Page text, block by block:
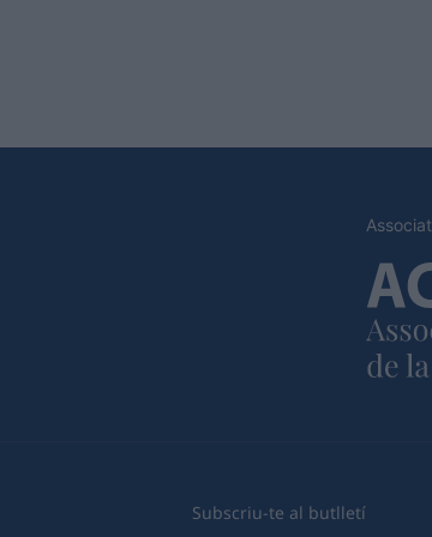
Subscriu-te al butlletí